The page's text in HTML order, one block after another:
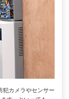
犯カメラやセンサー